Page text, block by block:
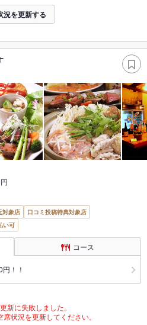
況を更新する
対象店
口コミ投稿特典対象店
い可
コース
！！
新に失敗しました。
状況を更新してください。